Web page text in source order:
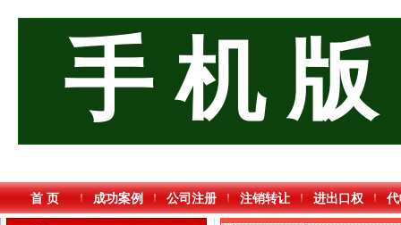
手 机 版
首 页 成功案例 公司注册 注销转让 进出口权